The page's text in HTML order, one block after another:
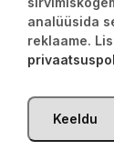
analüüsida
reklaame.
Keeldu